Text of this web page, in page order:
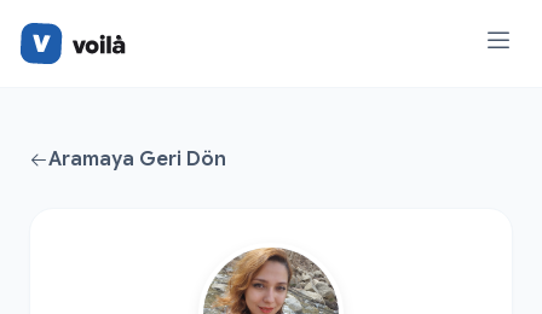
Aramaya Geri Dön